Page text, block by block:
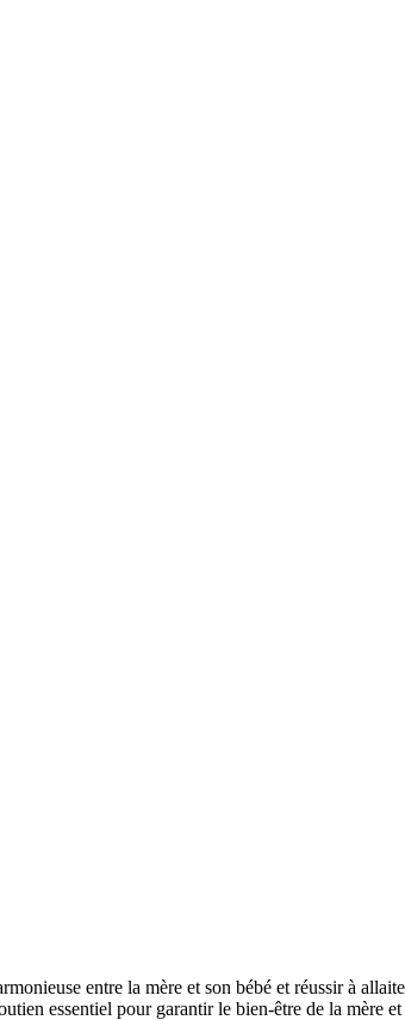
entre la mère et son bébé et réussir à
essentiel pour garantir le bien-être de la mère